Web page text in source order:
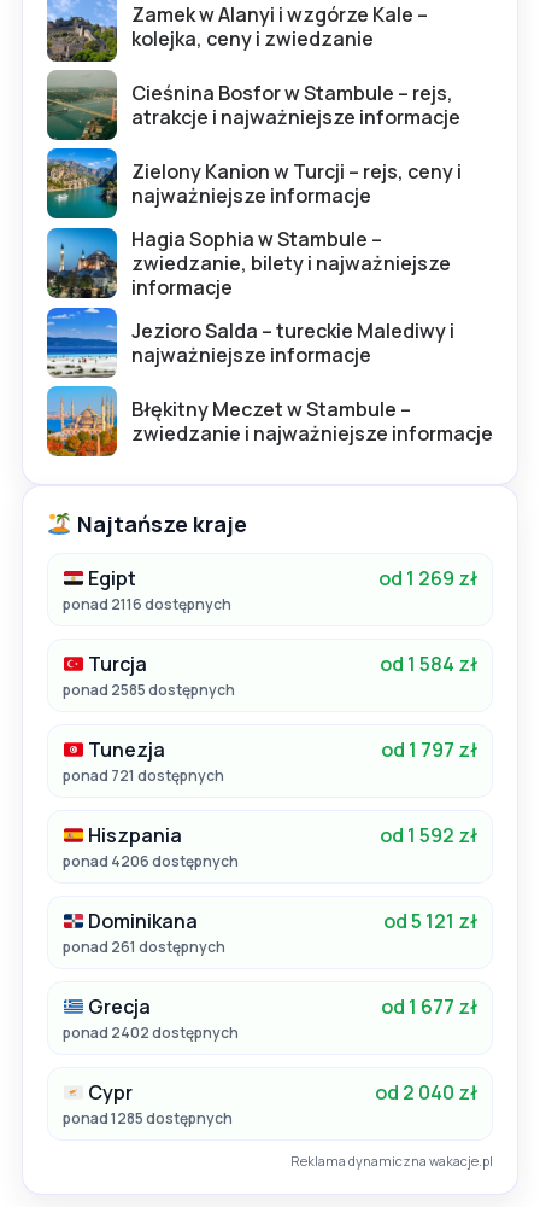
Zamek w Alanyi i wzgórze Kale –
kolejka, ceny i zwiedzanie
Cieśnina Bosfor w Stambule – rejs,
atrakcje i najważniejsze informacje
Zielony Kanion w Turcji – rejs, ceny i
najważniejsze informacje
Hagia Sophia w Stambule –
zwiedzanie, bilety i najważniejsze
informacje
Jezioro Salda – tureckie Malediwy i
najważniejsze informacje
Błękitny Meczet w Stambule –
zwiedzanie i najważniejsze informacje
Najtańsze kraje
Egipt od 1 269 zł
ponad 2116 dostępnych
Turcja od 1 584 zł
ponad 2585 dostępnych
Tunezja od 1 797 zł
ponad 721 dostępnych
Hiszpania od 1 592 zł
ponad 4206 dostępnych
Dominikana od 5 121 zł
ponad 261 dostępnych
Grecja od 1 677 zł
ponad 2402 dostępnych
Cypr od 2 040 zł
ponad 1285 dostępnych
Reklama dynamiczna wakacje.pl